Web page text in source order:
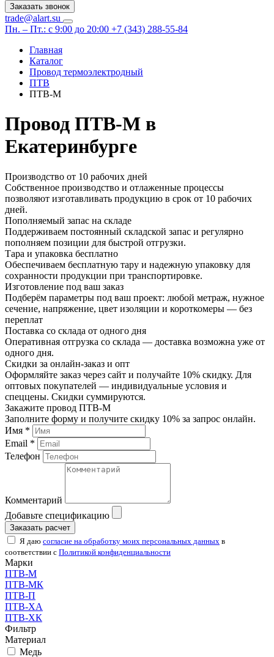
Заказать звонок
trade@alart.su
Пн. – Пт.: с 9:00 до 20:00 +7 (343) 288-55-84
Главная
Каталог
Провод термоэлектродный
ПТВ
ПТВ-М
Провод ПТВ-М в
Екатеринбурге
Производство от 10 рабочих дней
Собственное производство и отлаженные процессы
позволяют изготавливать продукцию в срок от 10 рабочих
дней.
Пополняемый запас на складе
Поддерживаем постоянный складской запас и регулярно
пополняем позиции для быстрой отгрузки.
Тара и упаковка бесплатно
Обеспечиваем бесплатную тару и надежную упаковку для
сохранности продукции при транспортировке.
Изготовление под ваш заказ
Подберём параметры под ваш проект: любой метраж, нужное
сечение, напряжение, цвет изоляции и короткомеры — без
переплат
Поставка со склада от одного дня
Оперативная отгрузка со склада — доставка возможна уже от
одного дня.
Скидки за онлайн-заказ и опт
Оформляйте заказ через сайт и получайте 10% скидку. Для
оптовых покупателей — индивидуальные условия и
спеццены. Скидки суммируются.
Закажите провод ПТВ-М
Заполните форму и получите скидку 10% за запрос онлайн.
Имя *
Email *
Телефон
Комментарий
Добавьте спецификацию
Заказать расчет
Я даю согласие на обработку моих персональных данных в
соответствии с Политикой конфиденциальности
Марки
ПТВ-М
ПТВ-МК
ПТВ-П
ПТВ-ХА
ПТВ-ХК
Фильтр
Материал
Медь